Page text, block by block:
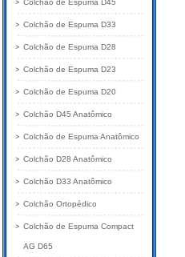
Colchão de Espuma D45
Colchão de Espuma D33
Colchão de Espuma D28
Colchão de Espuma D23
Colchão de Espuma D20
Colchão D45 Anatômico
Colchão de Espuma Anatômico
Colchão D28 Anatômico
Colchão D33 Anatômico
Colchão Ortopédico
Colchão de Espuma Compact
AG D65